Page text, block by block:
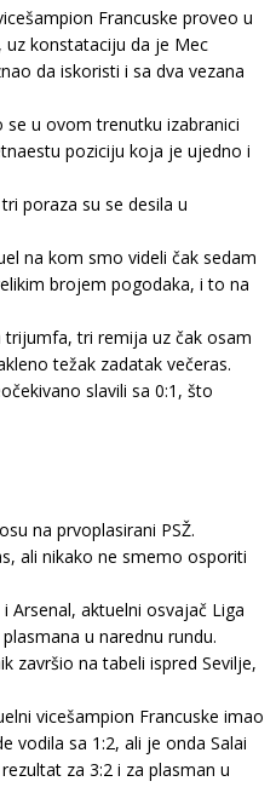
Francuske proveo u
uz konstataciju da je Mec
da iskoristi i sa dva vezana
u ovom trenutku izabranici
poziciju koja je ujedno i
poraza su se desila u
na kom smo videli čak sedam
brojem pogodaka, i to na
tri remija uz čak osam
težak zadatak večeras.
slavili sa 0:1, što
na prvoplasirani PSŽ.
ali nikako ne smemo osporiti
Arsenal, aktuelni osvajač Liga
u narednu rundu.
završio na tabeli ispred Sevilje,
vicešampion Francuske imao
vodila sa 1:2, ali je onda Salai
za 3:2 i za plasman u